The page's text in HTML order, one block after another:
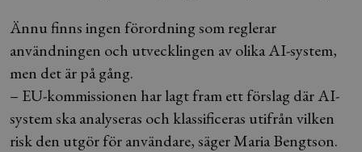
Ännu finns ingen förordning som reglerar
användningen och utvecklingen av olika AI-system,
men det är på gång.
– EU-kommissionen har lagt fram ett förslag där AI-
system ska analyseras och klassificeras utifrån vilken
risk den utgör för användare, säger Maria Bengtson.